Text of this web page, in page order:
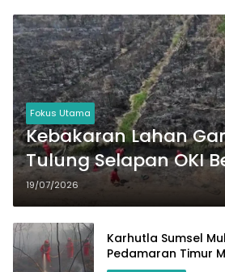
Fokus Utama
Kebakaran Lahan
Tulung Selapan OKI
19/07/2026
Karhutla Sumsel
Pedamaran Timur